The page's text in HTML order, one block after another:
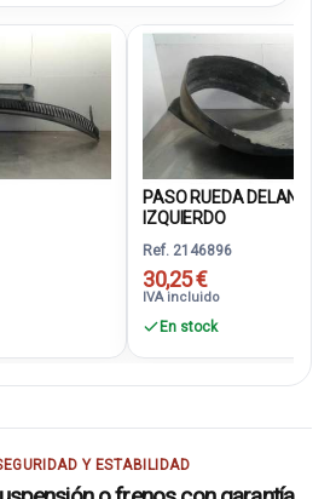
PASO RUEDA
IZQUIERDO
Ref. 2146896
30,25 €
IVA incluido
En stock
Y ESTABILIDAD